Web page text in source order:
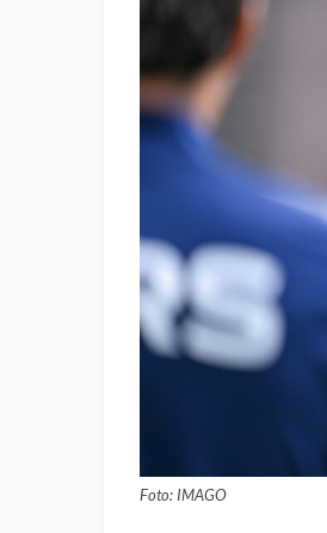
Foto: IMAGO